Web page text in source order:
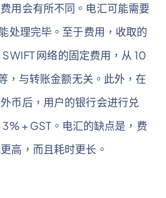
用会有所不同。电汇可能需要
处理完毕。至于费用，收取的
网络的固定费用，从 10
，与转账金额无关。此外，在
币后，用户的银行会进行兑
+ GST。电汇的缺点是，费
高，而且耗时更长。